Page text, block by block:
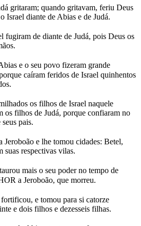
gritaram; quando gritavam, feriu Deus
Israel diante de Abias e de Judá.
fugiram de diante de Judá, pois Deus os
e o seu povo fizeram grande
caíram feridos de Israel quinhentos
os filhos de Israel naquele
os filhos de Judá, porque confiaram no
pais.
Jeroboão e lhe tomou cidades: Betel,
suas respectivas vilas.
mais o seu poder no tempo de
a Jeroboão, que morreu.
e tomou para si catorze
e dois filhos e dezesseis filhas.